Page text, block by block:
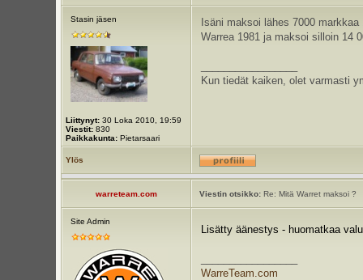
Stasin jäsen
Liittynyt:30 Loka 2010, 19:59
Viestit:830
Paikkakunta:Pietarsaari
Isäni maksoi lähes 7000
Warrea 1981 ja maksoi silloin 14
Kun tiedät kaiken, olet varmasti
Ylös
warreteam.com Viestin otsikko:Re: Mitä Warret maksoi ?
Site Admin
Lisätty äänestys - huomatkaa
WarreTeam.com